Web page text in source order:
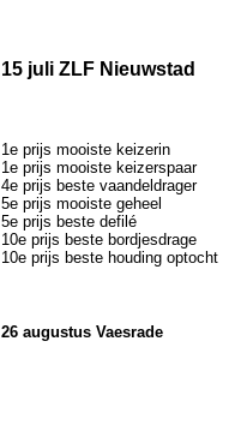
15 juli ZLF Nieuwstad
1e prijs mooiste keizerin
1e prijs mooiste keizerspaar
4e prijs beste vaandeldrager
5e prijs mooiste geheel
5e prijs beste defilé
10e prijs beste bordjesdrage
10e prijs beste houding optocht
26 augustus Vaesrade